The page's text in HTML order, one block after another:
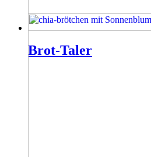
Brot-Taler